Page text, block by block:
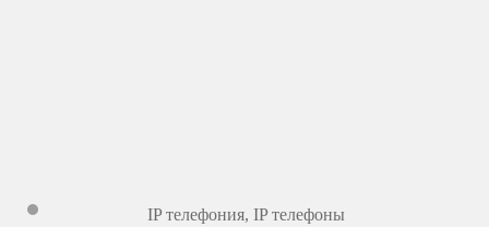
IP телефония, IP телефоны